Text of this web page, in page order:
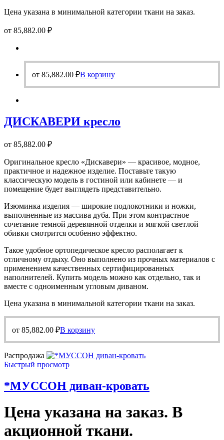
Цена указана в минимальной категории ткани на заказ.
от 85,882.00 ₽
от 85,882.00 ₽В корзину
ДИСКАВЕРИ кресло
от 85,882.00 ₽
Оригинальное кресло «Дискавери» — красивое, модное,
практичное и надежное изделие. Поставьте такую
классическую модель в гостиной или кабинете — и
помещение будет выглядеть представительно.
Изюминка изделия — широкие подлокотники и ножки,
выполненные из массива дуба. При этом контрастное
сочетание темной деревянной отделки и мягкой светлой
обивки смотрится особенно эффектно.
Такое удобное ортопедическое кресло располагает к
отличному отдыху. Оно выполнено из прочных материалов с
применением качественных сертифицированных
наполнителей. Купить модель можно как отдельно, так и
вместе с одноименным угловым диваном.
Цена указана в минимальной категории ткани на заказ.
от 85,882.00 ₽В корзину
Распродажа
Быстрый просмотр
*МУССОН диван-кровать
Цена указана на заказ. В
акционной ткани.